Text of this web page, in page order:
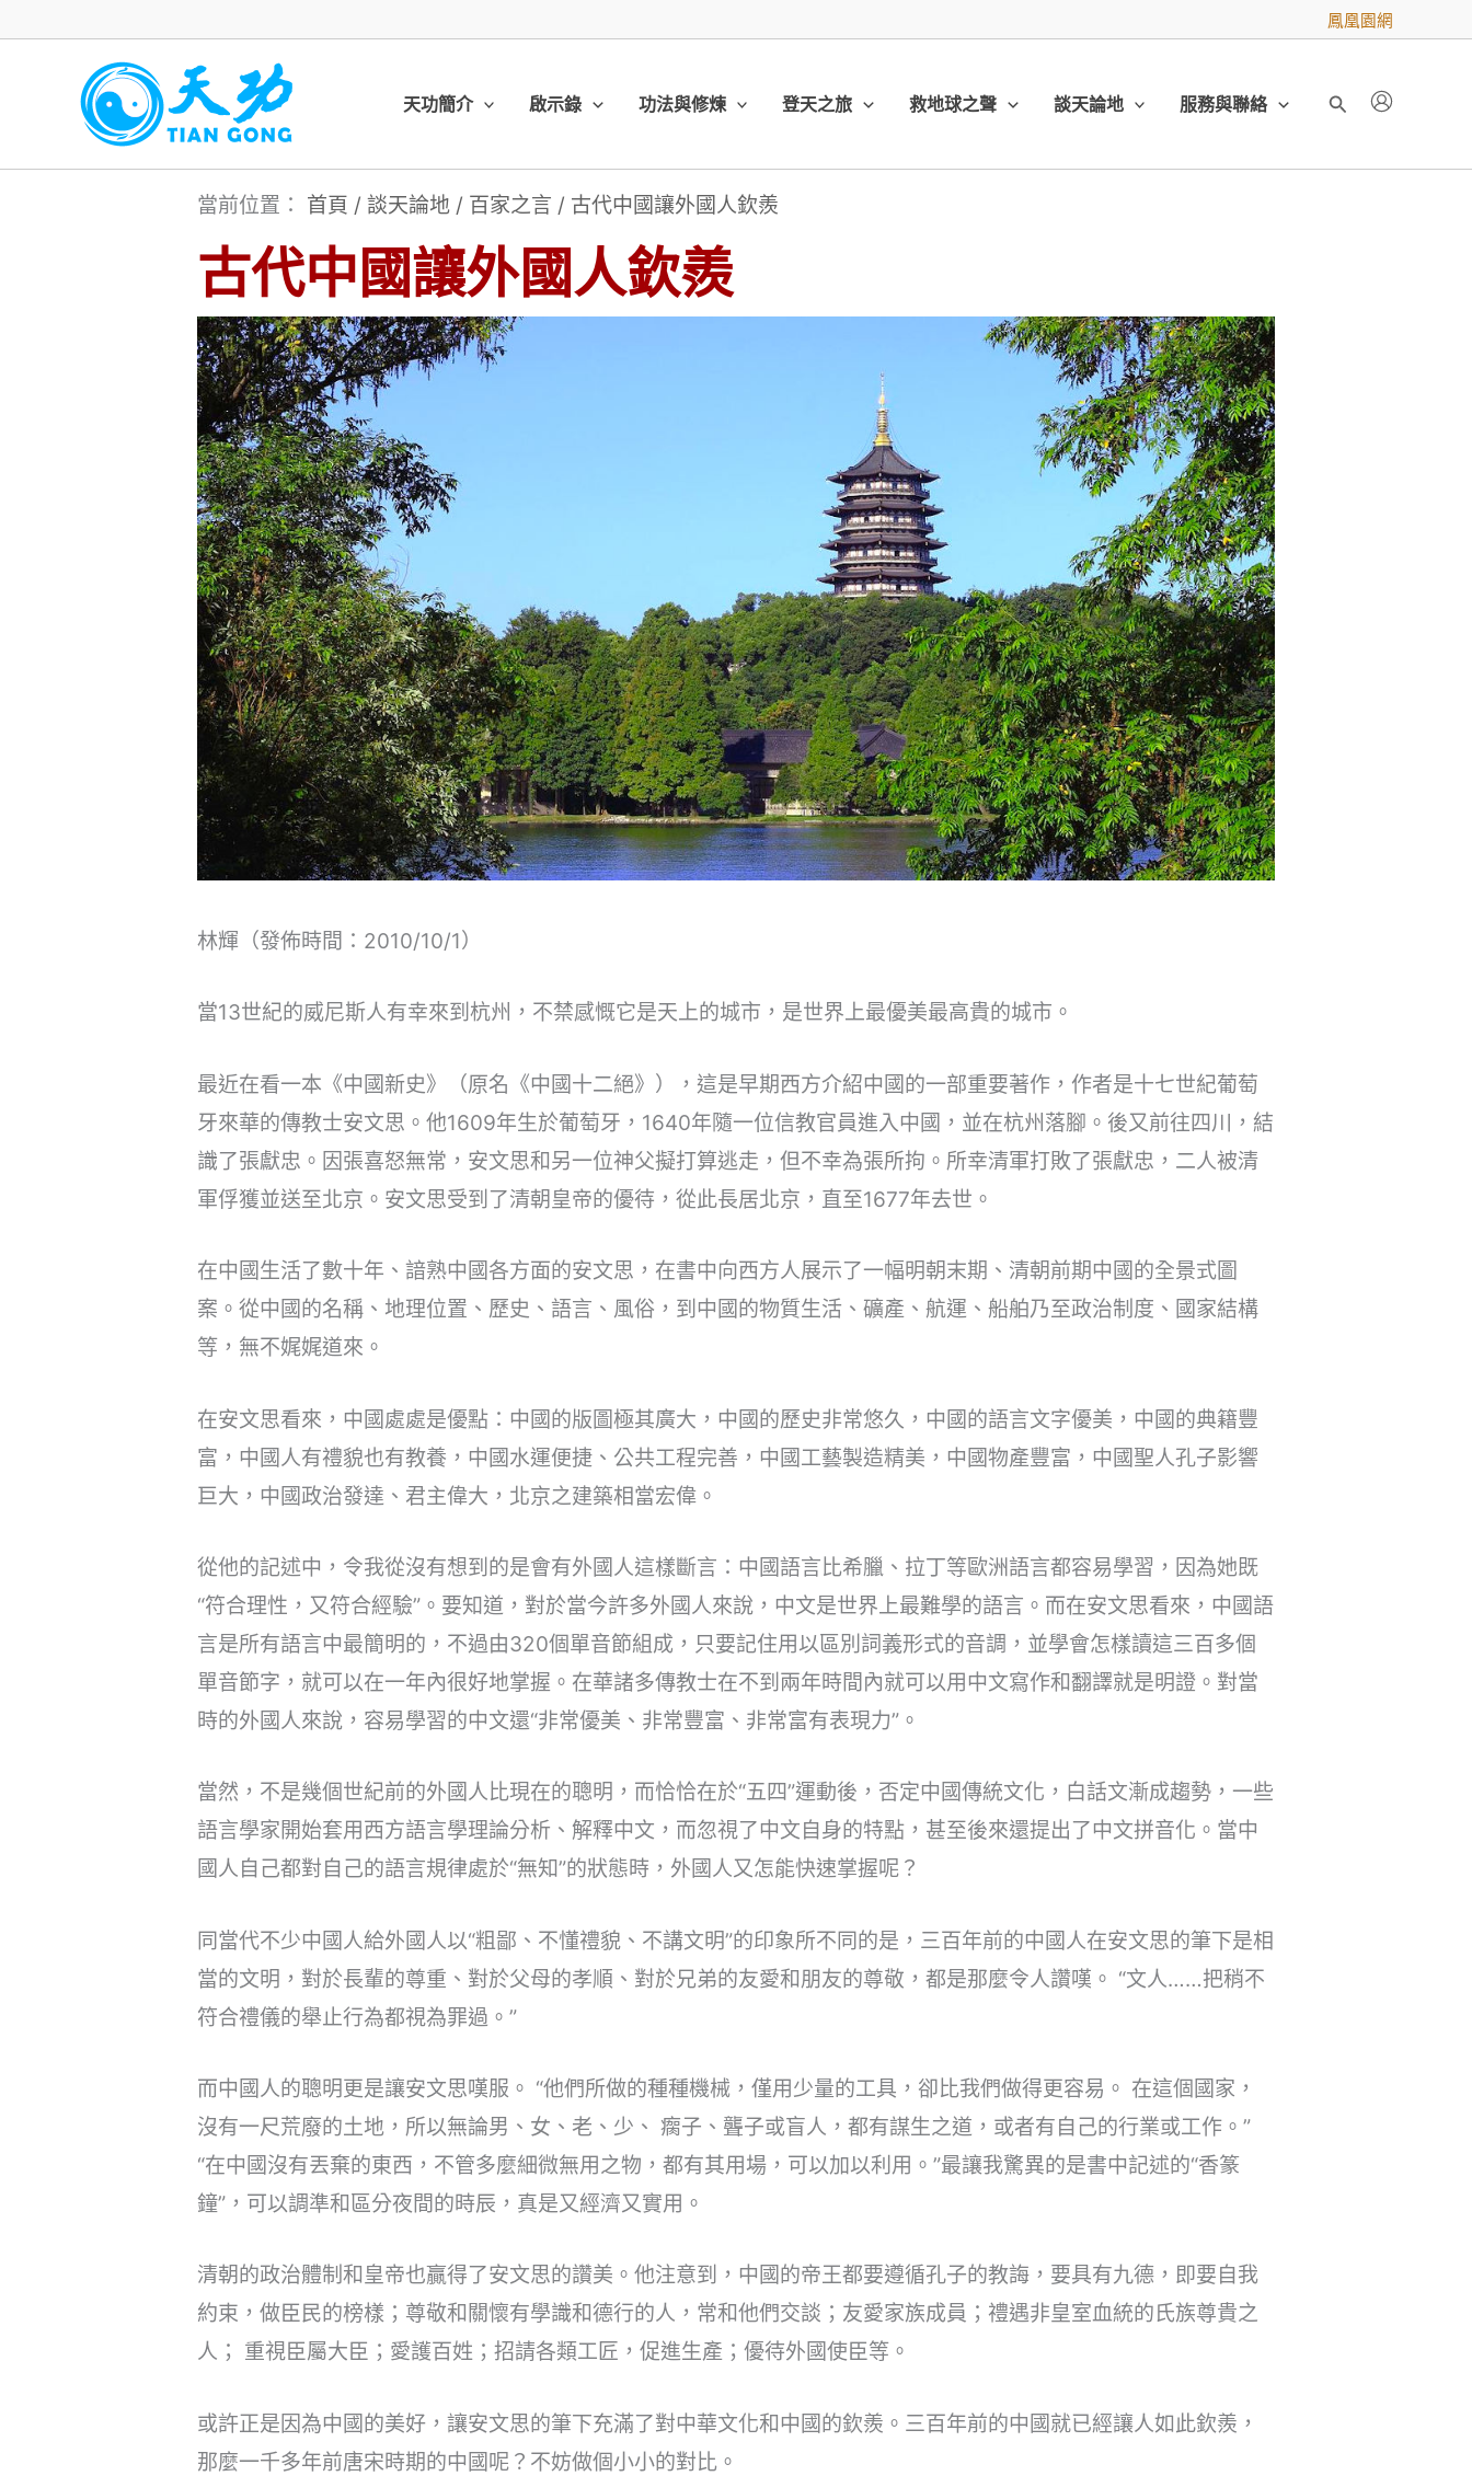
內
鳳凰園網
天功簡介 啟示錄 功法與修煉 登天之旅 救地球之聲 談天論地 服務與聯絡
搜
當前位置： 首頁 / 談天論地 / 百家之言 / 古代中國讓外國人欽羨
古代中國讓外國人欽羨
林輝（發佈時間：2010/10/1）
當13世紀的威尼斯人有幸來到杭州，不禁感慨它是天上的城市，是世界上最優美最高貴的城市。
最近在看一本《中國新史》（原名《中國十二絕》），這是早期西方介紹中國的一部重要著作，作者是十七世紀葡萄
牙來華的傳教士安文思。他1609年生於葡萄牙，1640年隨一位信教官員進入中國，並在杭州落腳。後又前往四川，結
識了張獻忠。因張喜怒無常，安文思和另一位神父擬打算逃走，但不幸為張所拘。所幸清軍打敗了張獻忠，二人被清
軍俘獲並送至北京。安文思受到了清朝皇帝的優待，從此長居北京，直至1677年去世。
在中國生活了數十年、諳熟中國各方面的安文思，在書中向西方人展示了一幅明朝末期、清朝前期中國的全景式圖
案。從中國的名稱、地理位置、歷史、語言、風俗，到中國的物質生活、礦產、航運、船舶乃至政治制度、國家結構
等，無不娓娓道來。
在安文思看來，中國處處是優點：中國的版圖極其廣大，中國的歷史非常悠久，中國的語言文字優美，中國的典籍豐
富，中國人有禮貌也有教養，中國水運便捷、公共工程完善，中國工藝製造精美，中國物產豐富，中國聖人孔子影響
巨大，中國政治發達、君主偉大，北京之建築相當宏偉。
從他的記述中，令我從沒有想到的是會有外國人這樣斷言：中國語言比希臘、拉丁等歐洲語言都容易學習，因為她既
“符合理性，又符合經驗”。要知道，對於當今許多外國人來說，中文是世界上最難學的語言。而在安文思看來，中國語
言是所有語言中最簡明的，不過由320個單音節組成，只要記住用以區別詞義形式的音調，並學會怎樣讀這三百多個
單音節字，就可以在一年內很好地掌握。在華諸多傳教士在不到兩年時間內就可以用中文寫作和翻譯就是明證。對當
時的外國人來說，容易學習的中文還“非常優美、非常豐富、非常富有表現力”。
當然，不是幾個世紀前的外國人比現在的聰明，而恰恰在於“五四”運動後，否定中國傳統文化，白話文漸成趨勢，一些
語言學家開始套用西方語言學理論分析、解釋中文，而忽視了中文自身的特點，甚至後來還提出了中文拼音化。當中
國人自己都對自己的語言規律處於“無知”的狀態時，外國人又怎能快速掌握呢？
同當代不少中國人給外國人以“粗鄙、不懂禮貌、不講文明”的印象所不同的是，三百年前的中國人在安文思的筆下是相
當的文明，對於長輩的尊重、對於父母的孝順、對於兄弟的友愛和朋友的尊敬，都是那麼令人讚嘆。 “文人……把稍不
符合禮儀的舉止行為都視為罪過。”
而中國人的聰明更是讓安文思嘆服。 “他們所做的種種機械，僅用少量的工具，卻比我們做得更容易。 在這個國家，
沒有一尺荒廢的土地，所以無論男、女、老、少、 瘸子、聾子或盲人，都有謀生之道，或者有自己的行業或工作。”
“在中國沒有丟棄的東西，不管多麼細微無用之物，都有其用場，可以加以利用。”最讓我驚異的是書中記述的“香篆
鐘”，可以調準和區分夜間的時辰，真是又經濟又實用。
清朝的政治體制和皇帝也贏得了安文思的讚美。他注意到，中國的帝王都要遵循孔子的教誨，要具有九德，即要自我
約束，做臣民的榜樣；尊敬和關懷有學識和德行的人，常和他們交談；友愛家族成員；禮遇非皇室血統的氏族尊貴之
人； 重視臣屬大臣；愛護百姓；招請各類工匠，促進生產；優待外國使臣等。
或許正是因為中國的美好，讓安文思的筆下充滿了對中華文化和中國的欽羨。三百年前的中國就已經讓人如此欽羨，
那麼一千多年前唐宋時期的中國呢？不妨做個小小的對比。